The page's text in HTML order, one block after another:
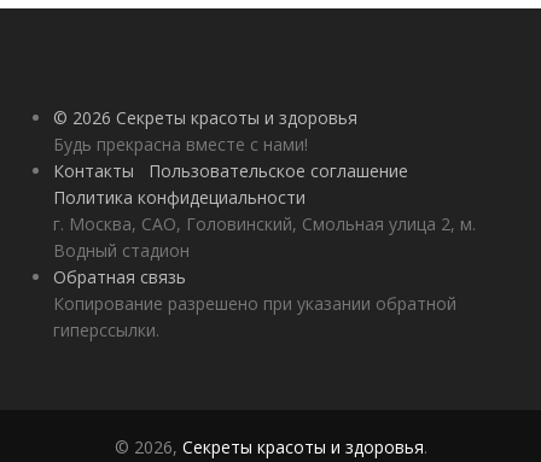
© 2026 Секреты красоты и здоровья
Будь прекрасна вместе с нами!
Контакты
Пользовательское соглашение
Политика конфидециальности
г. Москва, САО, Головинский, Смольная улица 2, м.
Водный стадион
Обратная связь
Копирование разрешено при указании обратной
гиперссылки.
© 2026, Секреты красоты и здоровья.